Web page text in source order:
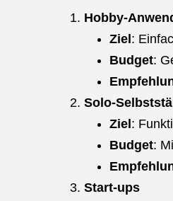
Hobby-
Ziel:
Budget:
Solo-
Ziel:
Budget:
Start-ups